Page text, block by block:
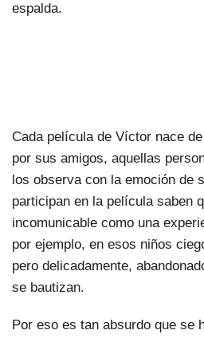
espalda.
Cada película de Víctor nace
por sus amigos, aquellas
los observa con la emoción de
participan en la película saben
incomunicable como una
por ejemplo, en esos niños
pero delicadamente,
se bautizan.
Por eso es tan absurdo que se